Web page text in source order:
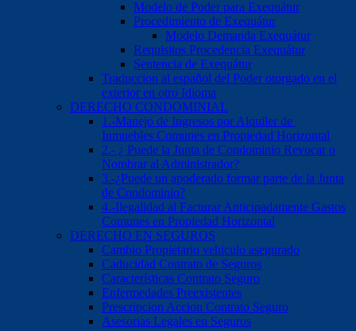
Modelo de Poder para Exequátur
Procedimiento de Exequátur
Modelo Demanda Exequátur
Requisitos Procedencia Exequátur
Sentencia de Exequátur
Traduccion al español del Poder otorgado en el
exterior en otro Idioma
DERECHO CONDOMINIAL
1.-Manejo de Ingresos por Alquiler de
Inmuebles Comunes en Propiedad Horizontal
2.- ¿ Puede la Junta de Condominio Revocar o
Nombrar al Administrador?
3.-¿Puede un apoderado formar parte de la Junta
de Condominio?
4.-Ilegalidad al Facturar Anticipadamente Gastos
Comunes en Propiedad Horizontal
DERECHO EN SEGUROS
Cambio Propietario vehiculo asegurado
Caducidad Contrato de Seguros
Características Contrato Seguro
Enfermedades Preexistentes
Prescripcion Accion Contrato Seguro
Asesorias Legales en Seguros